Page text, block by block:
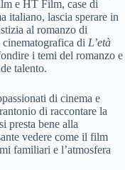
e HT Film, case di
italiano, lascia sperare in
al romanzo di
di L’età
i temi del romanzo e
talento.
di cinema e
di raccontare la
presta bene alla
vedere come il film
familiari e l’atmosfera